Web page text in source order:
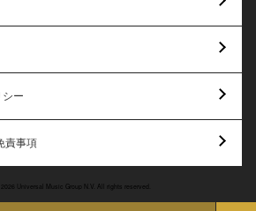
ー
責事項
2026 Universal Music Group N.V. All rights reserved.